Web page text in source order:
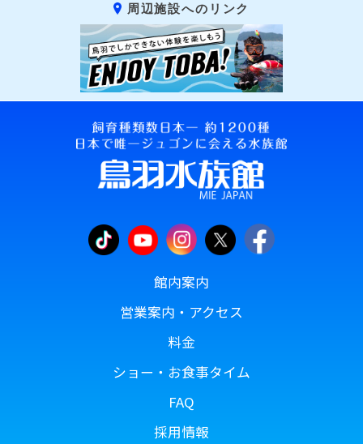
周辺施設へのリンク
館内案内
営業案内・アクセス
料金
ショー・お食事タイム
FAQ
採用情報